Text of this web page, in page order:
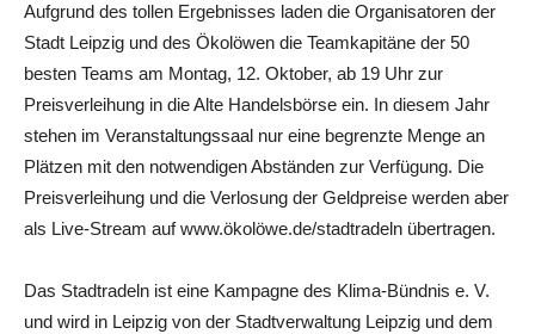
Aufgrund des tollen Ergebnisses laden die Organisatoren der
Stadt Leipzig und des Ökolöwen die Teamkapitäne der 50
besten Teams am Montag, 12. Oktober, ab 19 Uhr zur
Preisverleihung in die Alte Handelsbörse ein. In diesem Jahr
stehen im Veranstaltungssaal nur eine begrenzte Menge an
Plätzen mit den notwendigen Abständen zur Verfügung. Die
Preisverleihung und die Verlosung der Geldpreise werden aber
als Live-Stream auf www.ökolöwe.de/stadtradeln übertragen.
Das Stadtradeln ist eine Kampagne des Klima-Bündnis e. V.
und wird in Leipzig von der Stadtverwaltung Leipzig und dem